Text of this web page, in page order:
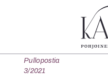
Kategoriat
Pullopostia
3/2021